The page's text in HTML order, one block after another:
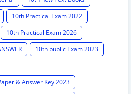
10th Practical Exam 2022
10th Practical Exam 2026
10th public Exam 2023
& Answer Key 2023